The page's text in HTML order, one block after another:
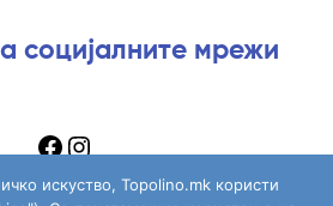
социјалните мрежи
искуство, Topolino.mk користи